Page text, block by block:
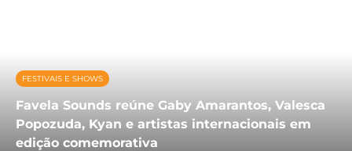
FESTIVAIS E SHOWS
Favela Sounds reúne Gaby Amarantos, Valesca
Popozuda, Kyan e artistas internacionais em
edição comemorativa